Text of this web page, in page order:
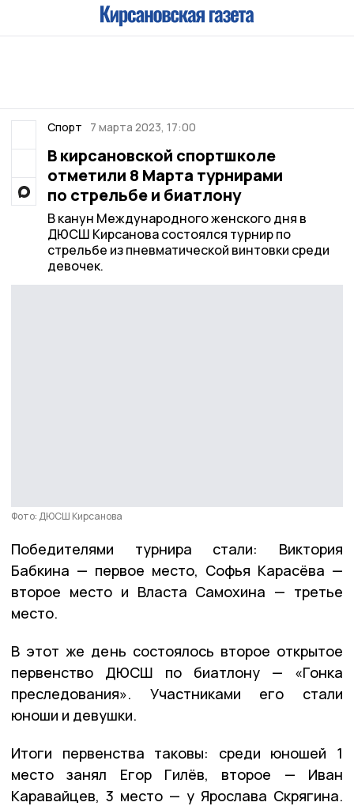
Спорт 7 марта 2023, 17:00
В кирсановской спортшколе
отметили 8 Марта турнирами
по стрельбе и биатлону
В канун Международного женского дня в
ДЮСШ Кирсанова состоялся турнир по
стрельбе из пневматической винтовки среди
девочек.
Фото: ДЮСШ Кирсанова
Победителями турнира стали: Виктория
Бабкина — первое место, Софья Карасёва —
второе место и Власта Самохина — третье
место.
В этот же день состоялось второе открытое
первенство ДЮСШ по биатлону — «Гонка
преследования». Участниками его стали
юноши и девушки.
Итоги первенства таковы: среди юношей 1
место занял Егор Гилёв, второе — Иван
Каравайцев, 3 место — у Ярослава Скрягина.